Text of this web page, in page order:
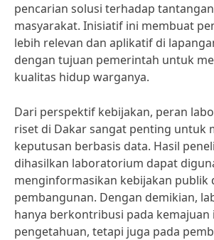
pencarian solusi terhadap
masyarakat. Inisiatif ini membuat
lebih relevan dan aplikatif di
dengan tujuan pemerintah untuk
kualitas hidup warganya.
Dari perspektif kebijakan, peran
riset di Dakar sangat penting untuk
keputusan berbasis data. Hasil
dihasilkan laboratorium dapat
menginformasikan kebijakan publik
pembangunan. Dengan demikian,
hanya berkontribusi pada kemajuan
pengetahuan, tetapi juga pada